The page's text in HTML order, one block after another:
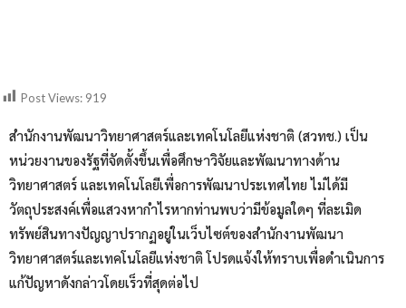
Post Views: 919
สำนักงานพัฒนาวิทยาศาสตร์และเทคโนโลยีแห่งชาติ (สวทช.) เป็น
หน่วยงานของรัฐที่จัดตั้งขึ้นเพื่อศึกษาวิจัยและพัฒนาทางด้าน
วิทยาศาสตร์ และเทคโนโลยีเพื่อการพัฒนาประเทศไทย ไม่ได้มี
วัตถุประสงค์เพื่อแสวงหากำไรหากท่านพบว่ามีข้อมูลใดๆ ที่ละเมิด
ทรัพย์สินทางปัญญาปรากฏอยู่ในเว็บไซต์ของสำนักงานพัฒนา
วิทยาศาสตร์และเทคโนโลยีแห่งชาติ โปรดแจ้งให้ทราบเพื่อดำเนินการ
แก้ปัญหาดังกล่าวโดยเร็วที่สุดต่อไป